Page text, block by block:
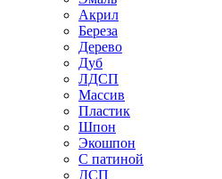
Акрил
Береза
Дерево
Дуб
ЛДСП
Массив
Пластик
Шпон
Экошпон
С патиной
ДСП